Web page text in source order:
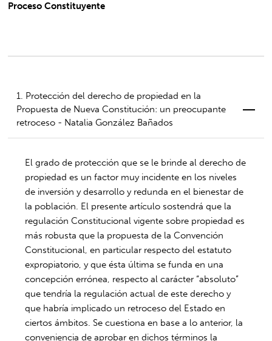
Proceso Constituyente
1. Protección del derecho de propiedad en la
Propuesta de Nueva Constitución: un preocupante
retroceso - Natalia González Bañados
El grado de protección que se le brinde al derecho de
propiedad es un factor muy incidente en los niveles
de inversión y desarrollo y redunda en el bienestar de
la población. El presente artículo sostendrá que la
regulación Constitucional vigente sobre propiedad es
más robusta que la propuesta de la Convención
Constitucional, en particular respecto del estatuto
expropiatorio, y que ésta última se funda en una
concepción errónea, respecto al carácter “absoluto”
que tendría la regulación actual de este derecho y
que habría implicado un retroceso del Estado en
ciertos ámbitos. Se cuestiona en base a lo anterior, la
conveniencia de aprobar en dichos términos la